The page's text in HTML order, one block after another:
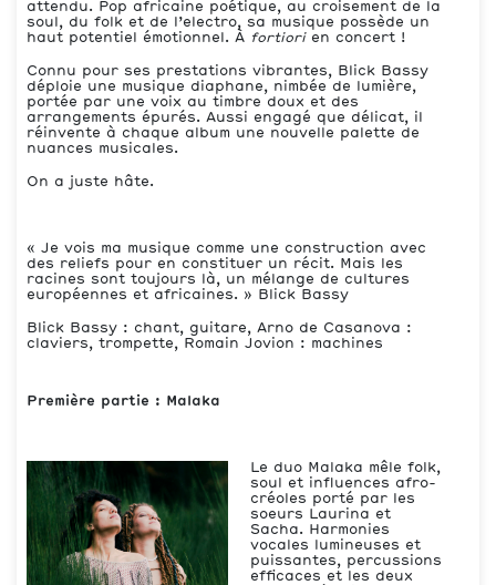
attendu. Pop africaine poétique, au croisement de la
soul, du folk et de l’electro, sa musique possède un
haut potentiel émotionnel. À
fortiorien concert !
Connu pour ses prestations vibrantes, Blick Bassy
déploie une musique diaphane, nimbée de lumière,
portée par une voix au timbre doux et des
arrangements épurés. Aussi engagé que délicat, il
réinvente à chaque album une nouvelle palette de
nuances musicales.
On a juste hâte.
« Je vois ma musique comme une construction avec
des reliefs pour en constituer un récit. Mais les
racines sont toujours là, un mélange de cultures
européennes et africaines. » Blick Bassy
Blick Bassy : chant, guitare, Arno de Casanova :
claviers, trompette, Romain Jovion : machines
Première partie : Malaka
Le duo Malaka mêle folk,
soul et influences afro-
créoles porté par les
soeurs Laurina et
Sacha. Harmonies
vocales lumineuses et
puissantes, percussions
efficaces et les deux